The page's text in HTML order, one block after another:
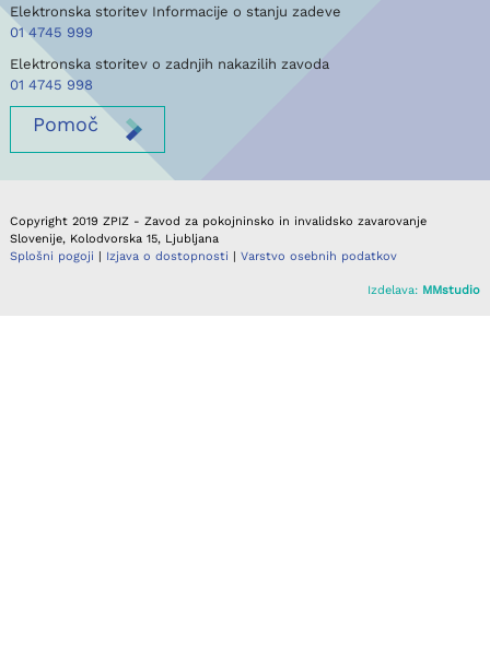
Elektronska storitev Informacije o stanju zadeve
01 4745 999
Elektronska storitev o zadnjih nakazilih zavoda
01 4745 998
Pomoč
Copyright 2019 ZPIZ - Zavod za pokojninsko in invalidsko zavarovanje
Slovenije, Kolodvorska 15, Ljubljana
Splošni pogoji | Izjava o dostopnosti | Varstvo osebnih podatkov
Izdelava: MMstudio